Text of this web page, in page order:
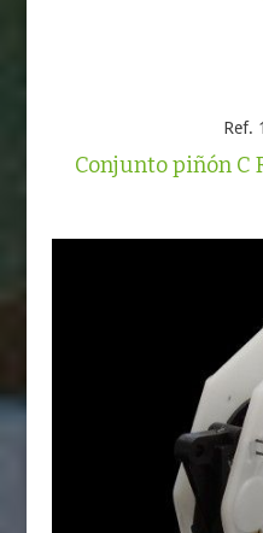
Ref.
Conjunto piñón C